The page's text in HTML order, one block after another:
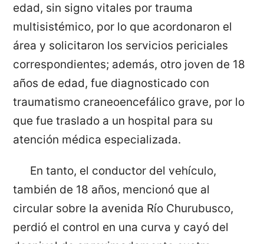
edad, sin signo vitales por trauma
multisistémico, por lo que acordonaron el
área y solicitaron los servicios periciales
correspondientes; además, otro joven de 18
años de edad, fue diagnosticado con
traumatismo craneoencefálico grave, por lo
que fue traslado a un hospital para su
atención médica especializada.
En tanto, el conductor del vehículo,
también de 18 años, mencionó que al
circular sobre la avenida Río Churubusco,
perdió el control en una curva y cayó del